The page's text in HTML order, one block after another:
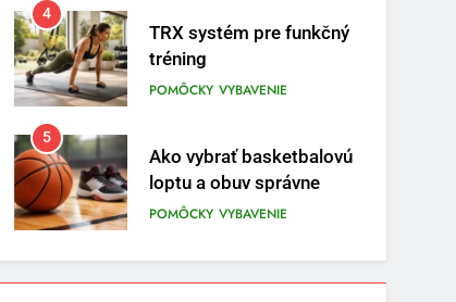
5
Ako vybrať basketbalovú
loptu a obuv správne
POMÔCKY VYBAVENIE
6
Ako kombinovať rôzne
tréningové pomôcky
POMÔCKY VYBAVENIE
Pomôcky na cvičenie